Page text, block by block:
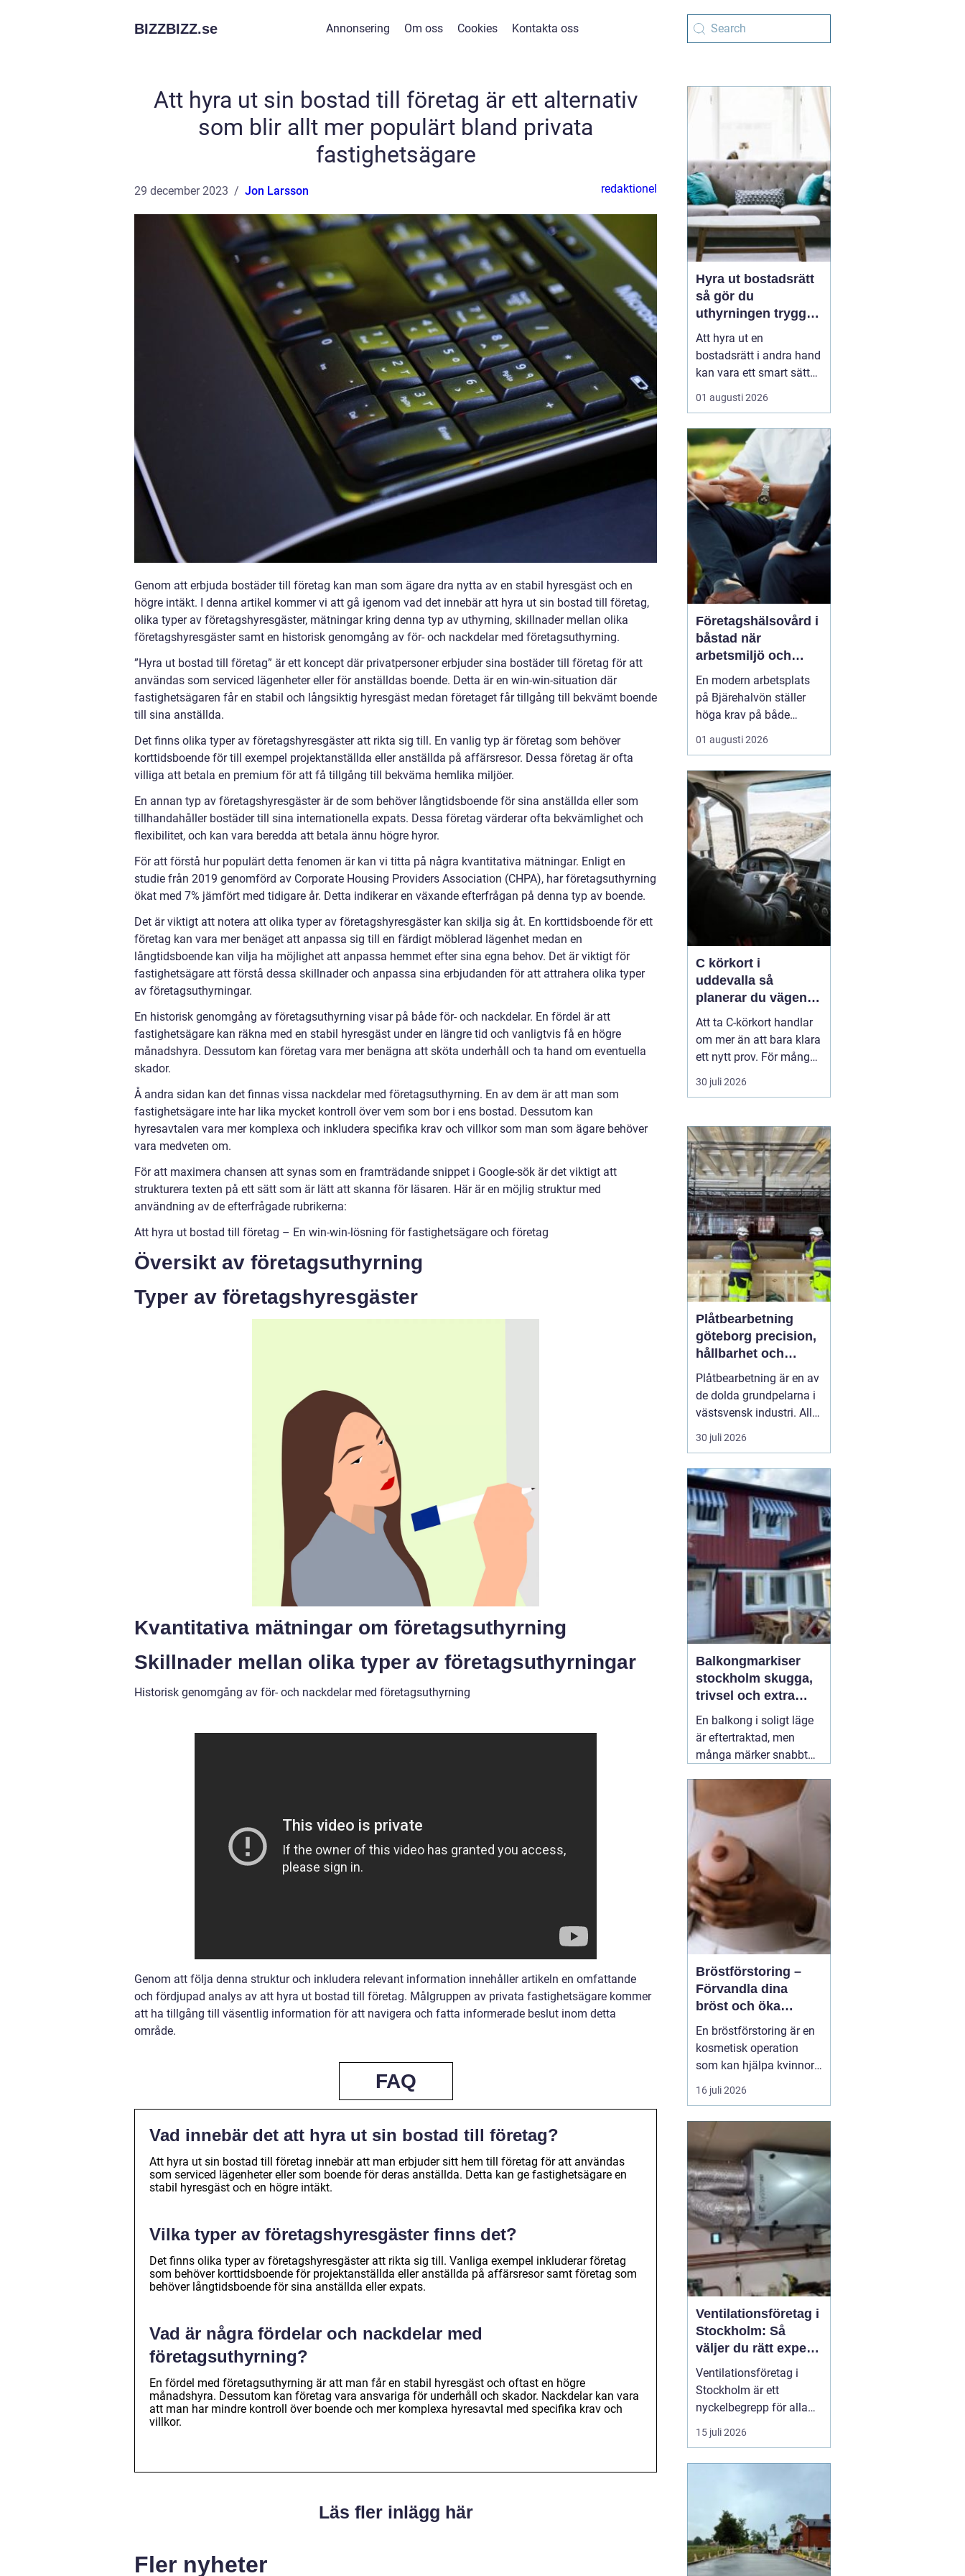
BIZZBIZZ.se Annonsering Om oss Cookies Kontakta oss
Att hyra ut sin bostad till företag är ett alternativ
som blir allt mer populärt bland privata
fastighetsägare
29 december 2023 Jon Larsson redaktionel
Genom att erbjuda bostäder till företag kan man som ägare dra nytta av en stabil hyresgäst och en
högre intäkt. I denna artikel kommer vi att gå igenom vad det innebär att hyra ut sin bostad till företag,
olika typer av företagshyresgäster, mätningar kring denna typ av uthyrning, skillnader mellan olika
företagshyresgäster samt en historisk genomgång av för- och nackdelar med företagsuthyrning.
”Hyra ut bostad till företag” är ett koncept där privatpersoner erbjuder sina bostäder till företag för att
användas som serviced lägenheter eller för anställdas boende. Detta är en win-win-situation där
fastighetsägaren får en stabil och långsiktig hyresgäst medan företaget får tillgång till bekvämt boende
till sina anställda.
Det finns olika typer av företagshyresgäster att rikta sig till. En vanlig typ är företag som behöver
korttidsboende för till exempel projektanställda eller anställda på affärsresor. Dessa företag är ofta
villiga att betala en premium för att få tillgång till bekväma hemlika miljöer.
En annan typ av företagshyresgäster är de som behöver långtidsboende för sina anställda eller som
tillhandahåller bostäder till sina internationella expats. Dessa företag värderar ofta bekvämlighet och
flexibilitet, och kan vara beredda att betala ännu högre hyror.
För att förstå hur populärt detta fenomen är kan vi titta på några kvantitativa mätningar. Enligt en
studie från 2019 genomförd av Corporate Housing Providers Association (CHPA), har företagsuthyrning
ökat med 7% jämfört med tidigare år. Detta indikerar en växande efterfrågan på denna typ av boende.
Det är viktigt att notera att olika typer av företagshyresgäster kan skilja sig åt. En korttidsboende för ett
företag kan vara mer benäget att anpassa sig till en färdigt möblerad lägenhet medan en
långtidsboende kan vilja ha möjlighet att anpassa hemmet efter sina egna behov. Det är viktigt för
fastighetsägare att förstå dessa skillnader och anpassa sina erbjudanden för att attrahera olika typer
av företagsuthyrningar.
En historisk genomgång av företagsuthyrning visar på både för- och nackdelar. En fördel är att
fastighetsägare kan räkna med en stabil hyresgäst under en längre tid och vanligtvis få en högre
månadshyra. Dessutom kan företag vara mer benägna att sköta underhåll och ta hand om eventuella
skador.
Å andra sidan kan det finnas vissa nackdelar med företagsuthyrning. En av dem är att man som
fastighetsägare inte har lika mycket kontroll över vem som bor i ens bostad. Dessutom kan
hyresavtalen vara mer komplexa och inkludera specifika krav och villkor som man som ägare behöver
vara medveten om.
För att maximera chansen att synas som en framträdande snippet i Google-sök är det viktigt att
strukturera texten på ett sätt som är lätt att skanna för läsaren. Här är en möjlig struktur med
användning av de efterfrågade rubrikerna:
Att hyra ut bostad till företag – En win-win-lösning för fastighetsägare och företag
Översikt av företagsuthyrning
Typer av företagshyresgäster
Kvantitativa mätningar om företagsuthyrning
Skillnader mellan olika typer av företagsuthyrningar
Historisk genomgång av för- och nackdelar med företagsuthyrning
Genom att följa denna struktur och inkludera relevant information innehåller artikeln en omfattande
och fördjupad analys av att hyra ut bostad till företag. Målgruppen av privata fastighetsägare kommer
att ha tillgång till väsentlig information för att navigera och fatta informerade beslut inom detta
område.
FAQ
Vad innebär det att hyra ut sin bostad till företag?
Att hyra ut sin bostad till företag innebär att man erbjuder sitt hem till företag för att användas
som serviced lägenheter eller som boende för deras anställda. Detta kan ge fastighetsägare en
stabil hyresgäst och en högre intäkt.
Vilka typer av företagshyresgäster finns det?
Det finns olika typer av företagshyresgäster att rikta sig till. Vanliga exempel inkluderar företag
som behöver korttidsboende för projektanställda eller anställda på affärsresor samt företag som
behöver långtidsboende för sina anställda eller expats.
Vad är några fördelar och nackdelar med
företagsuthyrning?
En fördel med företagsuthyrning är att man får en stabil hyresgäst och oftast en högre
månadshyra. Dessutom kan företag vara ansvariga för underhåll och skador. Nackdelar kan vara
att man har mindre kontroll över boende och mer komplexa hyresavtal med specifika krav och
villkor.
Läs fler inlägg här
Fler nyheter
Hyra ut bostadsrätt
så gör du
uthyrningen trygg,
laglig och lönsam
Att hyra ut en
bostadsrätt i andra hand
kan vara ett smart sätt
att täcka kostnader eller
behålla boendet under
stad. Samtidigt upplever
många att regler,
tillstånd, hyresnivå och
försäkringar känns
krångliga. Med rätt
kunskap gå...
01 augusti 2026
Företagshälsovård i
båstad när
arbetsmiljö och
specialistkunskap
möts
En modern arbetsplats
på Bjärehalvön ställer
höga krav på både
ledning och
medarbetare. Tempot är
breda och gränsen
mellan jobb och privatliv
blir ibland suddig.
Samtidigt förväntas
hållbara prestationer
över tid. I den verkligh...
01 augusti 2026
C körkort i
uddevalla så
planerar du vägen
mot tung lastbil
Att ta C-körkort handlar
om mer än att bara klara
ett nytt prov. För många
betyder det en chans till
ett nytt yrke, en starkare
arbetsmarknaden eller
en naturlig utveckling i
ett jobb inom transport
och logistik. I Uddevalla
finns goda mö...
30 juli 2026
Plåtbearbetning
göteborg precision,
hållbarhet och
smarta lösningar
Plåtbearbetning är en av
de dolda grundpelarna i
västsvensk industri. Allt
från marina
anläggningar längs
maskiner, räcken i
offentliga miljöer och
specialtillverkade
komponenter tillverkas
plåtbearbetning. När
för...
30 juli 2026
Balkongmarkiser
stockholm skugga,
trivsel och extra
rum utomhus
En balkong i soligt läge
är eftertraktad, men
många märker snabbt
under sommarhalvåret.
Glasräcken, mörka
reflekterande ytor gör att
solen ofta upplevs
starkare i Stockholm än
förväntat. Med
22 juli
2026
Bröstförstoring –
Förvandla dina
bröst och öka
självförtroendet
En bröstförstoring är en
kosmetisk operation
som kan hjälpa kvinnor
att uppnå de bröst de
alltid har drömt om.
om att återställa
volymen efter graviditet
och amning, korrigera
oj&a...
16 juli 2026
Ventilationsföretag i
Stockholm: Så
väljer du rätt expert
på frisk luft
Ventilationsföretag i
Stockholm är ett
nyckelbegrepp för alla
som vill ha bättre
inomhusluft, lägre
söker efter ett kunnigt
företag i huvudstaden
som kan hjälp...
15 juli 2026